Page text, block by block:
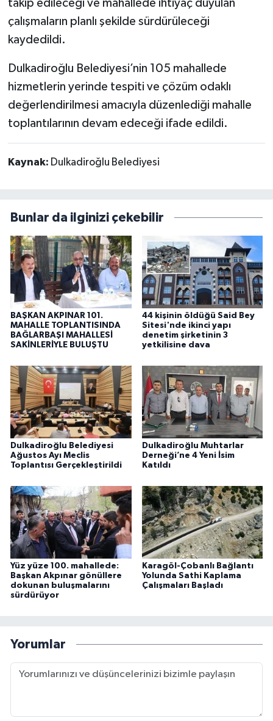
takip edileceği ve mahallede ihtiyaç duyulan
çalışmaların planlı şekilde sürdürüleceği
kaydedildi.
Dulkadiroğlu Belediyesi’nin 105 mahallede
hizmetlerin yerinde tespiti ve çözüm odaklı
değerlendirilmesi amacıyla düzenlediği mahalle
toplantılarının devam edeceği ifade edildi.
Kaynak: Dulkadiroğlu Belediyesi
Bunlar da ilginizi çekebilir
BAŞKAN AKPINAR 101.
MAHALLE TOPLANTISINDA
BAĞLARBAŞI MAHALLESİ
SAKİNLERİYLE BULUŞTU
44 kişinin öldüğü Said Bey
Sitesi'nde ikinci yapı
denetim şirketinin 3
yetkilisine dava
Dulkadiroğlu Belediyesi
Ağustos Ayı Meclis
Toplantısı Gerçekleştirildi
Dulkadiroğlu Muhtarlar
Derneği’ne 4 Yeni İsim
Katıldı
Yüz yüze 100. mahallede:
Başkan Akpınar gönüllere
dokunan buluşmalarını
sürdürüyor
Karagöl-Çobanlı Bağlantı
Yolunda Sathi Kaplama
Çalışmaları Başladı
Yorumlar